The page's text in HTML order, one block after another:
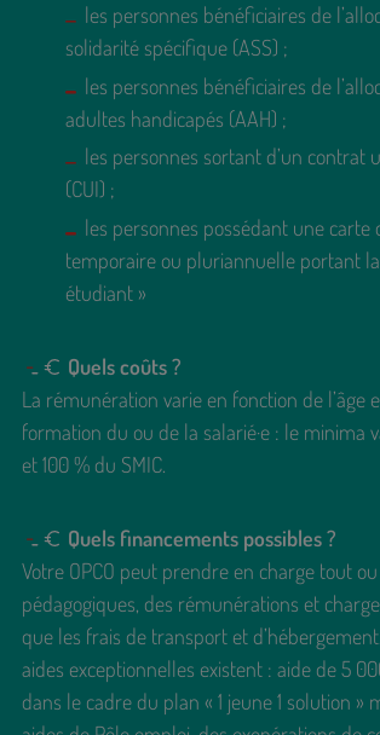
les personnes bénéficiaires de
solidarité spécifique (ASS) ;
les personnes bénéficiaires de
adultes handicapés (AAH) ;
les personnes sortant d’un contrat
(CUI) ;
les personnes possédant une carte
temporaire ou pluriannuelle portant
étudiant »
Quels coûts ?
La rémunération varie en fonction de l’âge
formation du ou de la salarié·e : le minima
et 100 % du SMIC.
Quels financements possibles ?
Votre OPCO peut prendre en charge tout
pédagogiques, des rémunérations et
que les frais de transport et
aides exceptionnelles existent : aide de 5
dans le cadre du plan « 1 jeune 1 solution »